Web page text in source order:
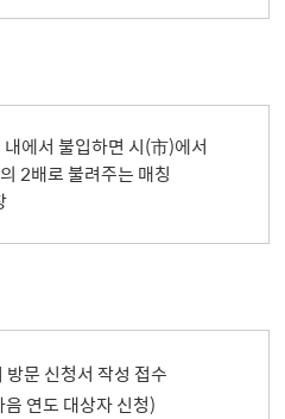
에서 불입하면 시(市)에서
2배로 불려주는 매칭
문 신청서 작성 접수
연도 대상자 신청)